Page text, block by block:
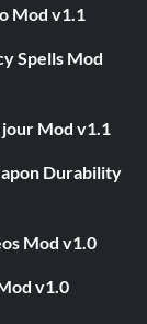
Mod v1.1
Spells Mod
jour Mod v1.1
Durability
Mod v1.0
v1.0